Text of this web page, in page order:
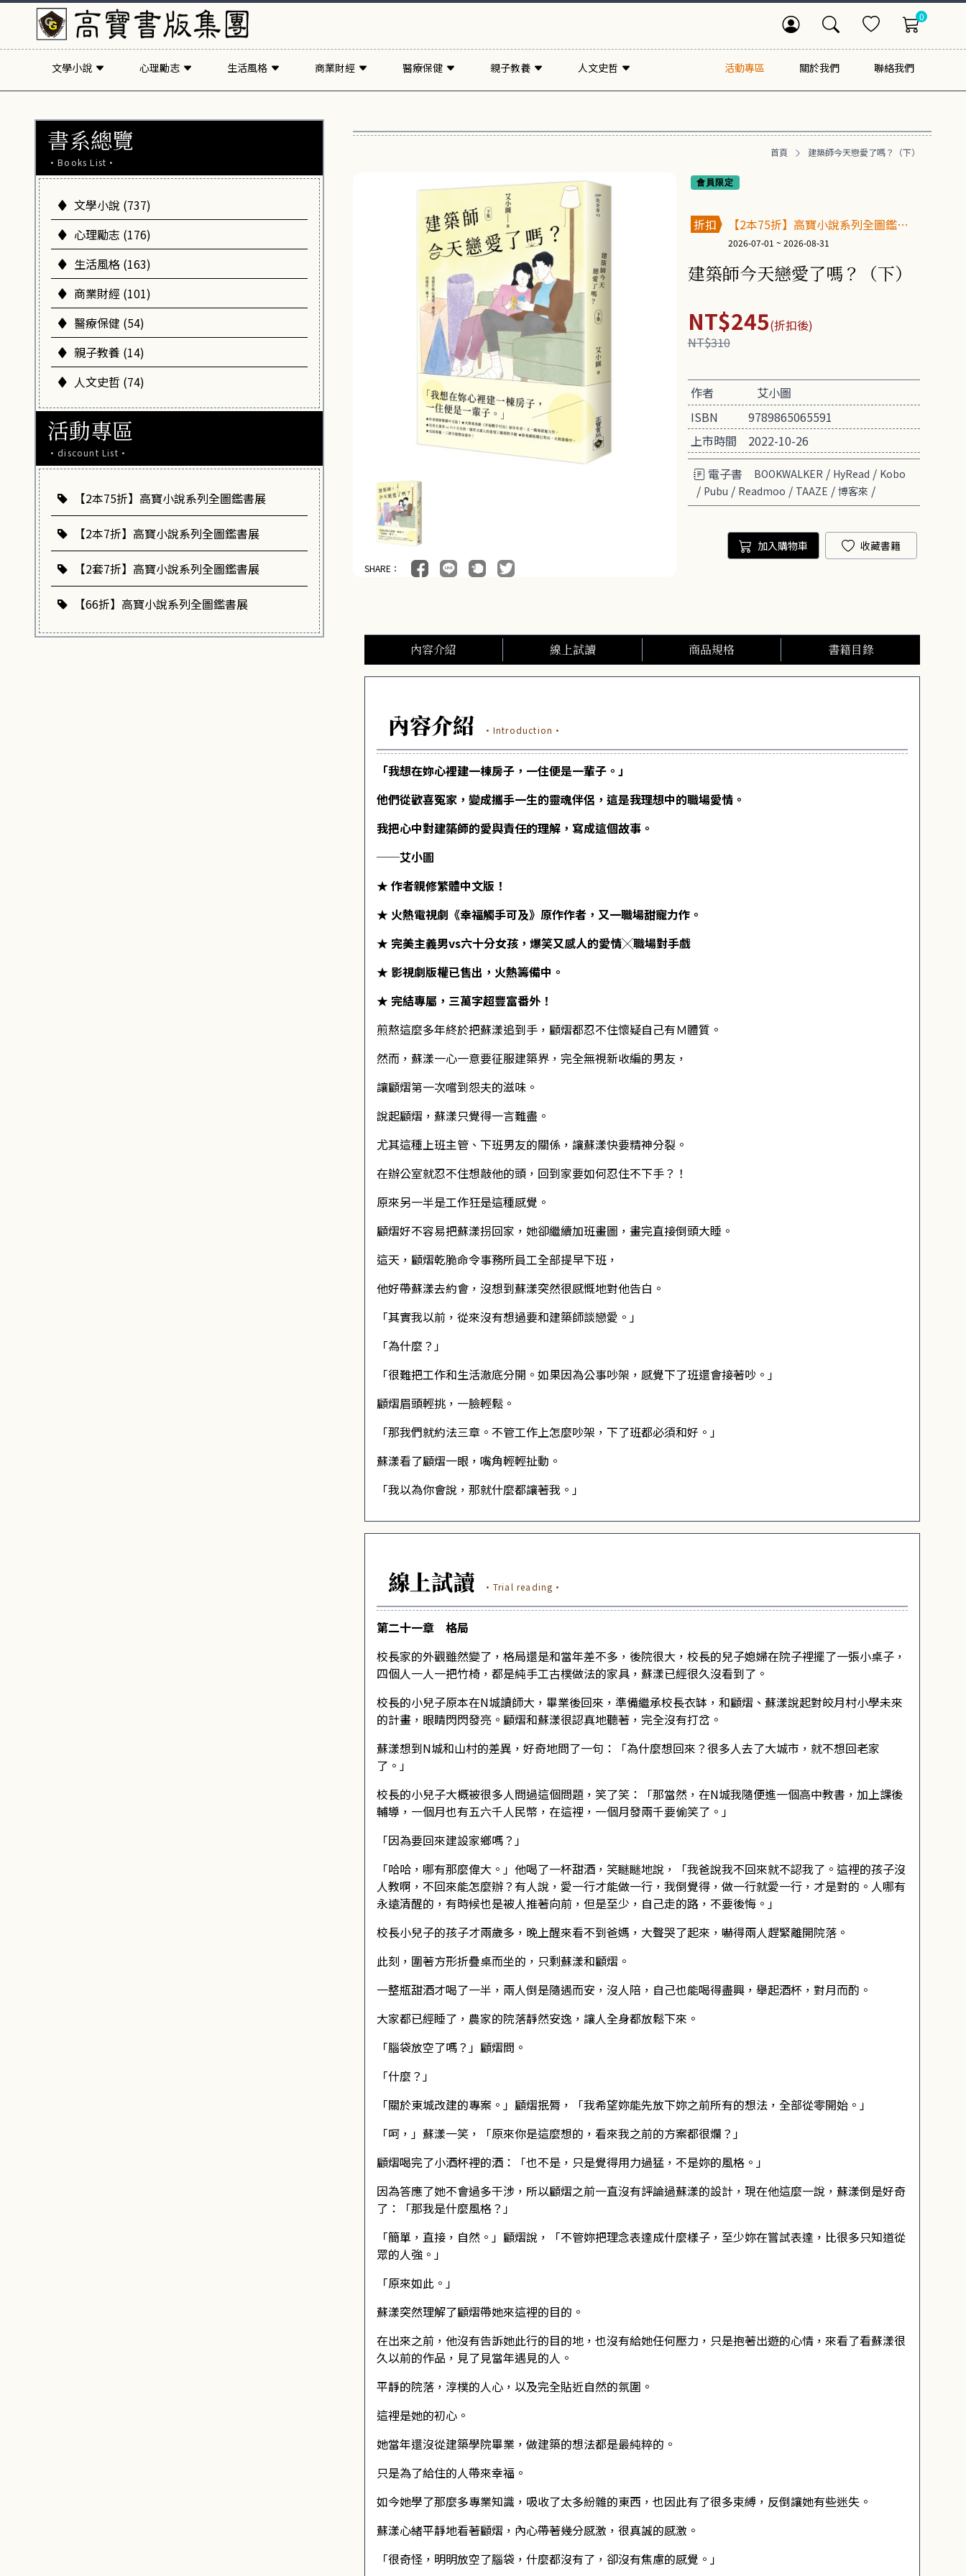
0
文學小說 心理勵志 生活風格 商業財經 醫療保健 親子教養 人文史哲 活動專區 關於我們 聯絡我們
書系總覽
·Books List·
文學小說 (737)
心理勵志 (176)
生活風格 (163)
商業財經 (101)
醫療保健 (54)
親子教養 (14)
人文史哲 (74)
活動專區
·discount List·
【2本75折】高寶小說系列全圖鑑書展
【2本7折】高寶小說系列全圖鑑書展
【2套7折】高寶小說系列全圖鑑書展
【66折】高寶小說系列全圖鑑書展
首頁 建築師今天戀愛了嗎？（下）
SHARE：
會員限定
折扣
【2本75折】高寶小說系列全圖鑑書
展
2026-07-01 ~ 2026-08-31
建築師今天戀愛了嗎？（下）
NT$245(折扣後)
NT$310
作者
艾小圖
ISBN
9789865065591
上市時間
2022-10-26
電子書
BOOKWALKER / HyRead / Kobo
/ Pubu / Readmoo / TAAZE / 博客來 /
加入購物車 收藏書籍
內容介紹 線上試讀 商品規格 書籍目錄
內容介紹 ·Introduction·
「我想在妳心裡建一棟房子，一住便是一輩子。」
他們從歡喜冤家，變成攜手一生的靈魂伴侶，這是我理想中的職場愛情。
我把心中對建築師的愛與責任的理解，寫成這個故事。
──艾小圖
★ 作者親修繁體中文版！
★ 火熱電視劇《幸福觸手可及》原作作者，又一職場甜寵力作。
★ 完美主義男vs六十分女孩，爆笑又感人的愛情╳職場對手戲
★ 影視劇版權已售出，火熱籌備中。
★ 完結專屬，三萬字超豐富番外！
煎熬這麼多年終於把蘇漾追到手，顧熠都忍不住懷疑自己有Ｍ體質。
然而，蘇漾一心一意要征服建築界，完全無視新收編的男友，
讓顧熠第一次嚐到怨夫的滋味。
說起顧熠，蘇漾只覺得一言難盡。
尤其這種上班主管、下班男友的關係，讓蘇漾快要精神分裂。
在辦公室就忍不住想敲他的頭，回到家要如何忍住不下手？！
原來另一半是工作狂是這種感覺。
顧熠好不容易把蘇漾拐回家，她卻繼續加班畫圖，畫完直接倒頭大睡。
這天，顧熠乾脆命令事務所員工全部提早下班，
他好帶蘇漾去約會，沒想到蘇漾突然很感慨地對他告白。
「其實我以前，從來沒有想過要和建築師談戀愛。」
「為什麼？」
「很難把工作和生活澈底分開。如果因為公事吵架，感覺下了班還會接著吵。」
顧熠眉頭輕挑，一臉輕鬆。
「那我們就約法三章。不管工作上怎麼吵架，下了班都必須和好。」
蘇漾看了顧熠一眼，嘴角輕輕扯動。
「我以為你會說，那就什麼都讓著我。」
線上試讀 ·Trial reading·
第二十一章 格局
校長家的外觀雖然變了，格局還是和當年差不多，後院很大，校長的兒子媳婦在院子裡擺了一張小桌子，
四個人一人一把竹椅，都是純手工古樸做法的家具，蘇漾已經很久沒看到了。
校長的小兒子原本在N城讀師大，畢業後回來，準備繼承校長衣缽，和顧熠、蘇漾說起對皎月村小學未來
的計畫，眼睛閃閃發亮。顧熠和蘇漾很認真地聽著，完全沒有打岔。
蘇漾想到N城和山村的差異，好奇地問了一句：「為什麼想回來？很多人去了大城市，就不想回老家
了。」
校長的小兒子大概被很多人問過這個問題，笑了笑：「那當然，在N城我隨便進一個高中教書，加上課後
輔導，一個月也有五六千人民幣，在這裡，一個月發兩千要偷笑了。」
「因為要回來建設家鄉嗎？」
「哈哈，哪有那麼偉大。」他喝了一杯甜酒，笑瞇瞇地說，「我爸說我不回來就不認我了。這裡的孩子沒
人教啊，不回來能怎麼辦？有人說，愛一行才能做一行，我倒覺得，做一行就愛一行，才是對的。人哪有
永遠清醒的，有時候也是被人推著向前，但是至少，自己走的路，不要後悔。」
校長小兒子的孩子才兩歲多，晚上醒來看不到爸媽，大聲哭了起來，嚇得兩人趕緊離開院落。
此刻，圍著方形折疊桌而坐的，只剩蘇漾和顧熠。
一整瓶甜酒才喝了一半，兩人倒是隨遇而安，沒人陪，自己也能喝得盡興，舉起酒杯，對月而酌。
大家都已經睡了，農家的院落靜然安逸，讓人全身都放鬆下來。
「腦袋放空了嗎？」顧熠問。
「什麼？」
「關於東城改建的專案。」顧熠抿脣，「我希望妳能先放下妳之前所有的想法，全部從零開始。」
「呵，」蘇漾一笑，「原來你是這麼想的，看來我之前的方案都很爛？」
顧熠喝完了小酒杯裡的酒：「也不是，只是覺得用力過猛，不是妳的風格。」
因為答應了她不會過多干涉，所以顧熠之前一直沒有評論過蘇漾的設計，現在他這麼一說，蘇漾倒是好奇
了：「那我是什麼風格？」
「簡單，直接，自然。」顧熠說，「不管妳把理念表達成什麼樣子，至少妳在嘗試表達，比很多只知道從
眾的人強。」
「原來如此。」
蘇漾突然理解了顧熠帶她來這裡的目的。
在出來之前，他沒有告訴她此行的目的地，也沒有給她任何壓力，只是抱著出遊的心情，來看了看蘇漾很
久以前的作品，見了見當年遇見的人。
平靜的院落，淳樸的人心，以及完全貼近自然的氛圍。
這裡是她的初心。
她當年還沒從建築學院畢業，做建築的想法都是最純粹的。
只是為了給住的人帶來幸福。
如今她學了那麼多專業知識，吸收了太多紛雜的東西，也因此有了很多束縛，反倒讓她有些迷失。
蘇漾心緒平靜地看著顧熠，內心帶著幾分感激，很真誠的感激。
「很奇怪，明明放空了腦袋，什麼都沒有了，卻沒有焦慮的感覺。」